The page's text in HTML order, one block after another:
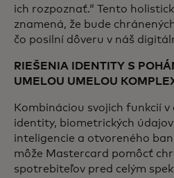
ich rozpoznať.“ Tento
znamená, že bude
čo posilní dôveru v náš
RIEŠENIA IDENTITY S
UMELOU UMELOU
Kombináciou svojich funkcií v
identity, biometrických
inteligencie a otvoreného
môže Mastercard pomôcť
spotrebiteľov pred celým